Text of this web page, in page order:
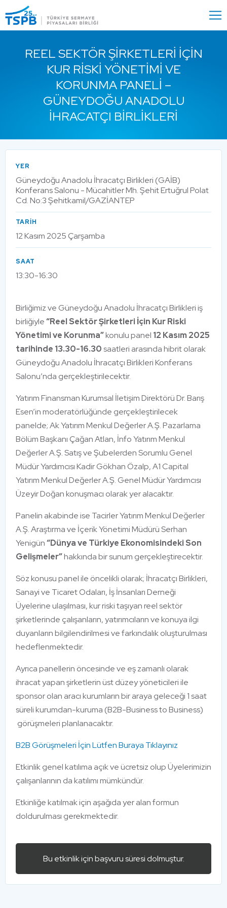
Close
REEL SEKTÖR ŞIRKETLERI İÇIN
KUR RISKI YÖNETIMI VE
KORUNMA PANELI –
GÜNEYDOĞU ANADOLU
İHRACATÇI BIRLIKLERI
YER
Güneydoğu Anadolu İhracatçı Birlikleri (GAİB)
Konferans Salonu - Mücahitler Mh. Şehit Ertuğrul Polat
Cd. No:3 Şehitkamil/GAZİANTEP
TARİH
12 Kasım 2025 Çarşamba
SAAT
13:30-16:30
Birliğimiz ve Güneydoğu Anadolu İhracatçı Birlikleri iş
birliğiyle“Reel Sektör Şirketleri İçin Kur Riski
Yönetimi ve Korunma”konulu panel 12 Kasım 2025
tarihinde 13.30-16.30saatleri arasında hibrit olarak
Güneydoğu Anadolu İhracatçı Birlikleri Konferans
Salonu’nda gerçekleştirilecektir.
Yatırım Finansman Kurumsal İletişim Direktörü Dr. Barış
Esen’in moderatörlüğünde gerçekleştirilecek
panelde; Ak Yatırım Menkul Değerler A.Ş. Pazarlama
Bölüm Başkanı Çağan Atlan, İnfo Yatırım Menkul
Değerler A.Ş. Satış ve Şubelerden Sorumlu Genel
Müdür Yardımcısı Kadir Gökhan Özalp, A1 Capital
Yatırım Menkul Değerler A.Ş. Genel Müdür Yardımcısı
Üzeyir Doğan konuşmacı olarak yer alacaktır.
Panelin akabinde ise Tacirler Yatırım Menkul Değerler
A.Ş. Araştırma ve İçerik Yönetimi Müdürü Serhan
Yenigün“Dünya ve Türkiye Ekonomisindeki Son
Gelişmeler”hakkında bir sunum gerçekleştirecektir.
Söz konusu panel ile öncelikli olarak; İhracatçı Birlikleri,
Sanayi ve Ticaret Odaları, İş İnsanları Derneği
Üyelerine ulaşılması, kur riski taşıyan reel sektör
şirketlerinde çalışanların, yatırımcıların ve konuya ilgi
duyanların bilgilendirilmesi ve farkındalık oluşturulması
hedeflenmektedir.
Ayrıca panellerin öncesinde ve eş zamanlı olarak
ihracat yapan şirketlerin üst düzey yöneticileri ile
sponsor olan aracı kurumların bir araya geleceği 1 saat
süreli kurumdan-kuruma (B2B-Business to Business)
görüşmeleri planlanacaktır.
B2B Görüşmeleri İçin Lütfen Buraya Tıklayınız
Etkinlik genel katılıma açık ve ücretsiz olup Üyelerimizin
çalışanlarının da katılımı mümkündür.
Etkinliğe katılmak için aşağıda yer alan formun
doldurulması gerekmektedir.
Bu etkinlik için başvuru süresi dolmuştur.